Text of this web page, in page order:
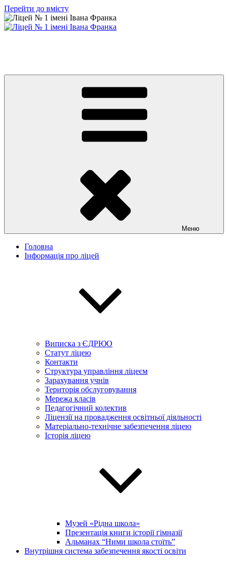
Перейти до вмісту
Меню
Головна
Інформація про ліцей
Виписка з ЄДРЮО
Статут ліцею
Контакти
Структура управління ліцеєм
Зарахування учнів
Територія обслуговування
Мережа класів
Педагогічний колектив
Ліцензії на провадження освітньої діяльності
Матеріально-технічне забезпечення ліцею
Історія ліцею
Музей «Рідна школа»
Презентація книги історії гімназії
Альманах “Ними школа стоїть”
Внутрішня система забезпечення якості освіти